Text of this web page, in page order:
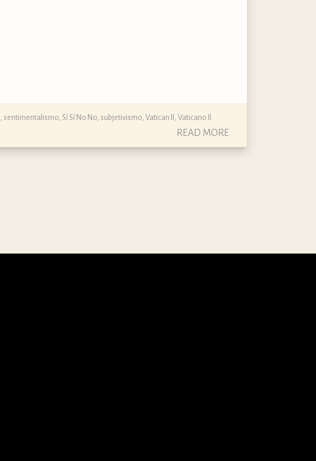
sentimentalismo Sí Sí No No subjetivismo Vatican II Vaticano II
READ MORE